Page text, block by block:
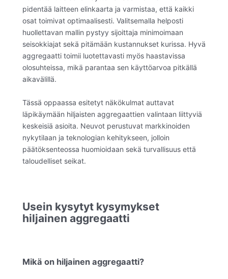
pidentää laitteen elinkaarta ja varmistaa, että kaikki
osat toimivat optimaalisesti. Valitsemalla helposti
huollettavan mallin pystyy sijoittaja minimoimaan
seisokkiajat sekä pitämään kustannukset kurissa. Hyvä
aggregaatti toimii luotettavasti myös haastavissa
olosuhteissa, mikä parantaa sen käyttöarvoa pitkällä
aikavälillä.
Tässä oppaassa esitetyt näkökulmat auttavat
läpikäymään hiljaisten aggregaattien valintaan liittyviä
keskeisiä asioita. Neuvot perustuvat markkinoiden
nykytilaan ja teknologian kehitykseen, jolloin
päätöksenteossa huomioidaan sekä turvallisuus että
taloudelliset seikat.
Usein kysytyt kysymykset
hiljainen aggregaatti
Mikä on hiljainen aggregaatti?